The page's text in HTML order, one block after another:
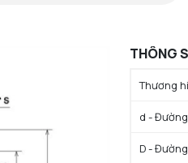
THÔNG
Thương
d -
D -